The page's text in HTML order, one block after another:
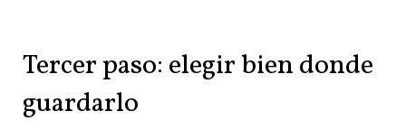
Tercer paso: elegir bien donde
guardarlo